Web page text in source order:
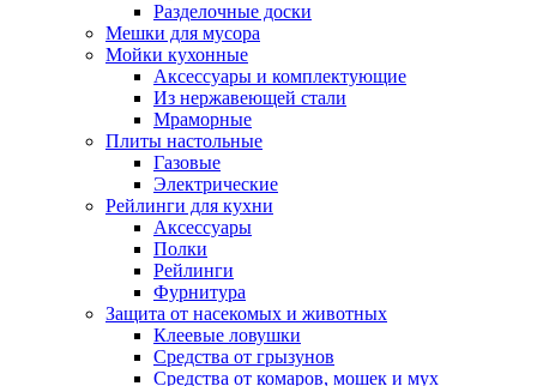
Разделочные доски
Мешки для мусора
Мойки кухонные
Аксессуары и комплектующие
Из нержавеющей стали
Мраморные
Плиты настольные
Газовые
Электрические
Рейлинги для кухни
Аксессуары
Полки
Рейлинги
Фурнитура
Защита от насекомых и животных
Клеевые ловушки
Средства от грызунов
Средства от комаров, мошек и мух